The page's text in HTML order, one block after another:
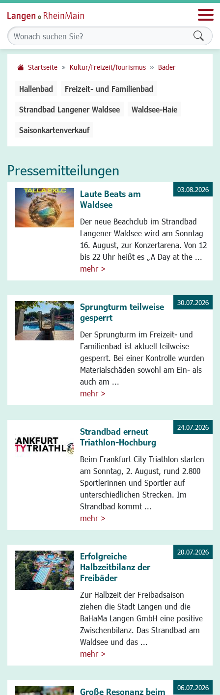
Startseite Kultur/Freizeit/Tourismus Bäder
Hallenbad Freizeit- und Familienbad
Strandbad Langener Waldsee Waldsee-Haie
Saisonkartenverkauf
Pressemitteilungen
Laute Beats am
Waldsee
Der neue Beachclub im Strandbad
Langener Waldsee wird am Sonntag
16. August, zur Konzertarena. Von 12
bis 22 Uhr heißt es „A Day at the ...
mehr >
03.08.2026
Sprungturm teilweise
gesperrt
Der Sprungturm im Freizeit- und
Familienbad ist aktuell teilweise
gesperrt. Bei einer Kontrolle wurden
Materialschäden sowohl am Ein- als
auch am ...
mehr >
30.07.2026
Strandbad erneut
Triathlon-Hochburg
Beim Frankfurt City Triathlon starten
am Sonntag, 2. August, rund 2.800
Sportlerinnen und Sportler auf
unterschiedlichen Strecken. Im
Strandbad kommt ...
mehr >
24.07.2026
Erfolgreiche
Halbzeitbilanz der
Freibäder
Zur Halbzeit der Freibadsaison
ziehen die Stadt Langen und die
BaHaMa Langen GmbH eine positive
Zwischenbilanz. Das Strandbad am
Waldsee und das ...
mehr >
20.07.2026
Große Resonanz beim
06.07.2026